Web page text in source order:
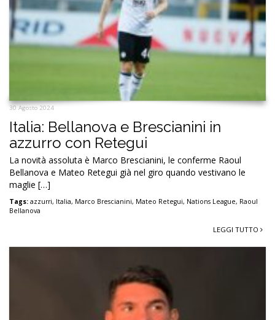
30 Agosto 2024
Italia: Bellanova e Brescianini in
azzurro con Retegui
La novità assoluta è Marco Brescianini, le conferme Raoul
Bellanova e Mateo Retegui già nel giro quando vestivano le
maglie […]
Tags: azzurri, Italia, Marco Brescianini, Mateo Retegui, Nations League, Raoul
Bellanova
LEGGI TUTTO